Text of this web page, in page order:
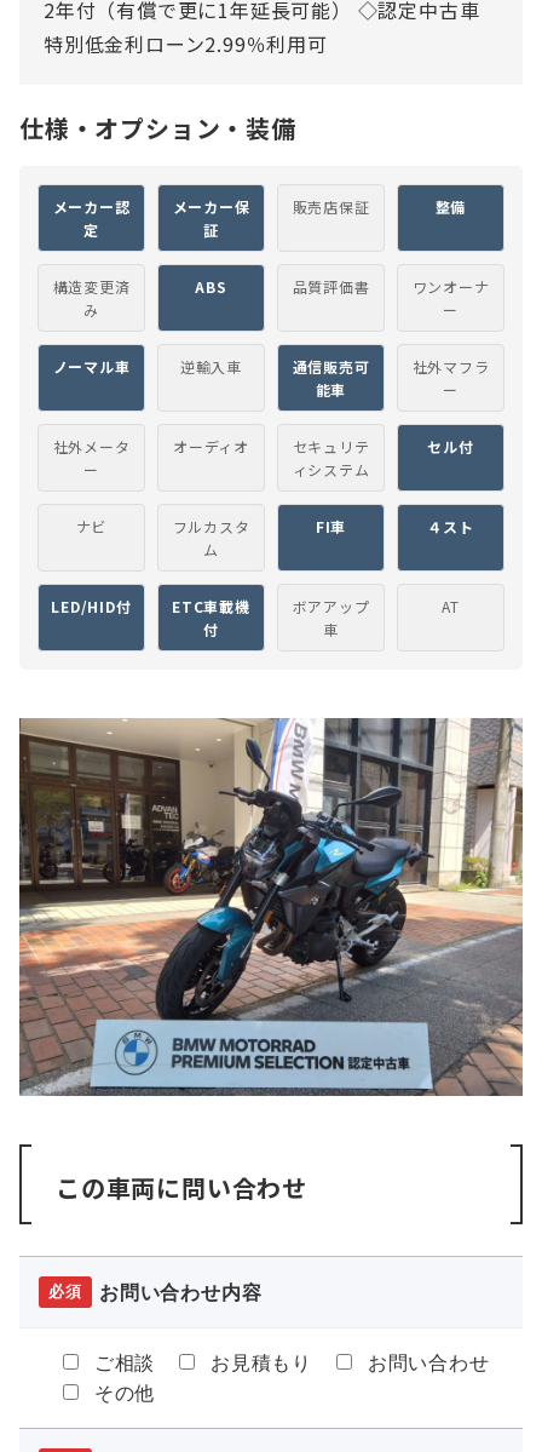
2年付（有償で更に1年延長可能） ◇認定中古車
特別低金利ローン2.99％利用可
仕様・オプション・装備
メーカー認
定
メーカー保
証
販売店保証 整備
構造変更済
み
ABS 品質評価書
ワンオーナ
ー
ノーマル車 逆輸入車
通信販売可
能車
社外マフラ
ー
社外メータ
ー
オーディオ
セキュリテ
ィシステム
セル付
ナビ
フルカスタ
ム
FI車 ４スト
LED/HID付
ETC車載機
付
ボアアップ
車
AT
この車両に問い合わせ
必須 お問い合わせ内容
ご相談 お見積もり
お問い合わせ
その他